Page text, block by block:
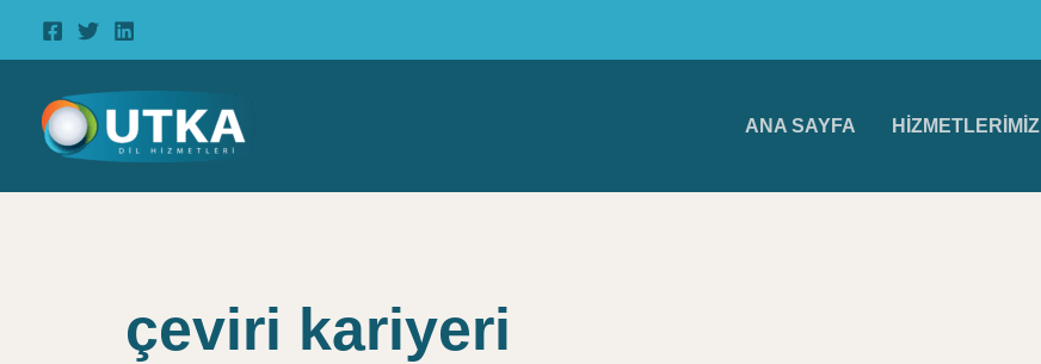
ANA SAYFA HIZMETLERIMIZ
çeviri kariyeri